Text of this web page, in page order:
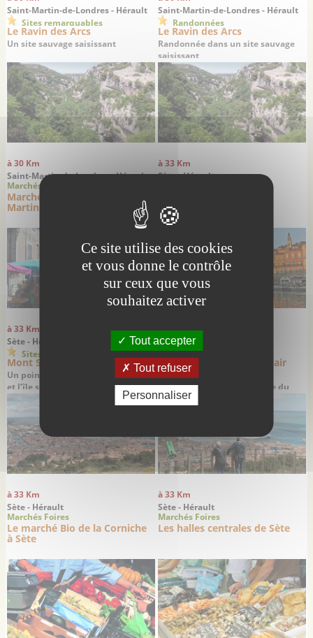
Saint-Martin-de-Londres - Hérault
Sites remarquables
Le Ravin des Arcs
Un site sauvage saisissant
Saint-Martin-de-Londres - Hérault
Randonnées
Le Ravin des Arcs
Randonnée dans un site sauvage
saisissant
à 30 Km
Saint-Martin-de-Londres - Hérault
Marchés Foires
Marché dominical de Saint-
Martin de Londres
à 33 Km
Sète - Hérault
L’île singulière
à 33 Km
Sète - Hérault
Sites remarquables
Mont Saint-Clair
Un point de vue saisissant sur Sète
et l’île singulière
à 33 Km
Sète - Hérault
Balades
Balade au mont Saint-Clair
Une belle balade depuis la
corniche jusqu’au belvédère du
mont Saint-Clair
à 33 Km
Sète - Hérault
Marchés Foires
Le marché Bio de la Corniche
à Sète
à 33 Km
Sète - Hérault
Marchés Foires
Les halles centrales de Sète
Ce site utilise des cookies
et vous donne le contrôle
sur ceux que vous
souhaitez activer
Tout accepter
Tout refuser
Personnaliser